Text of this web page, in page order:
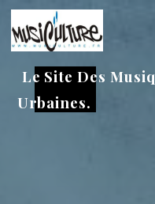
Aller
au
contenu
Le Site Des
Urbaines.